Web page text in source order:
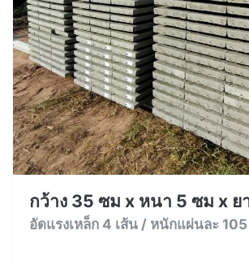
กว้าง 35 ซม x หนา 5 ซม x ย
อัดแรงเหล็ก 4 เส้น / หนักแผ่นละ